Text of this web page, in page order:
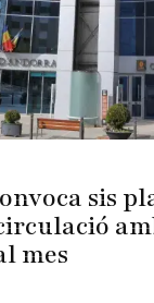
sis
mes